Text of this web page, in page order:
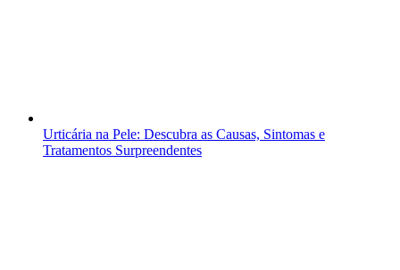
Urticária na Pele: Descubra as Causas, Sintomas e
Tratamentos Surpreendentes